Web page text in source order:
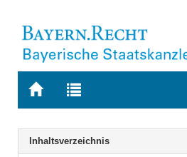
Zur
BAYERN.RECHT
Zur
letzten
Suche
Navigation
Inhaltsverzeichnis